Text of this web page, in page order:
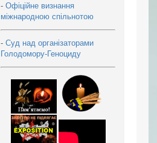
- Офіційне визнання
міжнародною спільнотою
- Суд над організаторами
Голодомору-Геноциду